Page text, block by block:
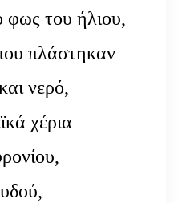
φως του ήλιου,
πλάστηκαν
νερό,
χέρια